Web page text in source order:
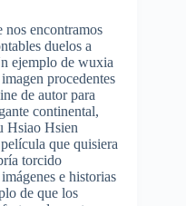
nos encontramos
duelos a
ejemplo de wuxia
imagen procedentes
de autor para
continental,
Hsiao Hsien
película que quisiera
torcido
imágenes e historias
de que los